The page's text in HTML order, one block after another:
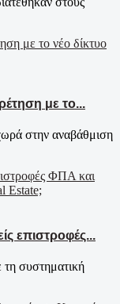
με το...
στην αναβάθμιση
επιστροφές...
συστηματική